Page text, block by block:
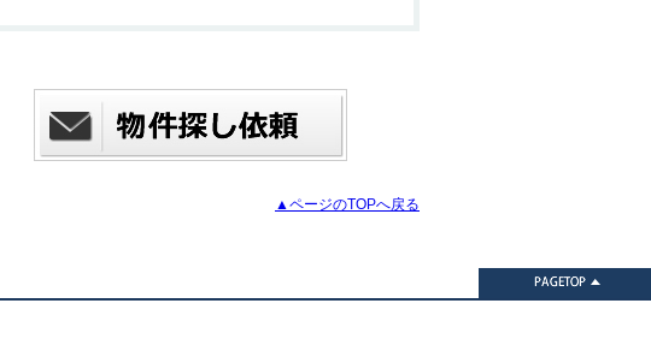
▲ページのTOPへ戻る